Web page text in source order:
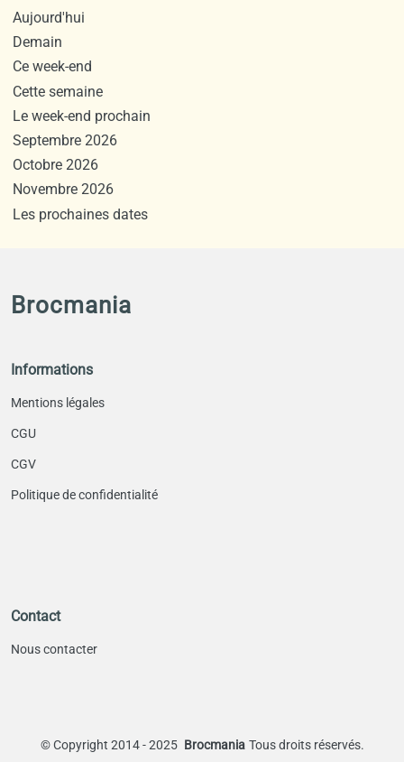
Aujourd'hui
Demain
Ce week-end
Cette semaine
Le week-end prochain
Septembre 2026
Octobre 2026
Novembre 2026
Les prochaines dates
Brocmania
Informations
Mentions légales
CGU
CGV
Politique de confidentialité
Contact
Nous contacter
©Copyright 2014 - 2025 Brocmania Tous droits réservés.